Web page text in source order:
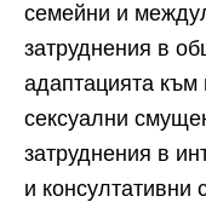
семейни и
затруднения в
адаптацията към
сексуални
затруднения в
и консултативни